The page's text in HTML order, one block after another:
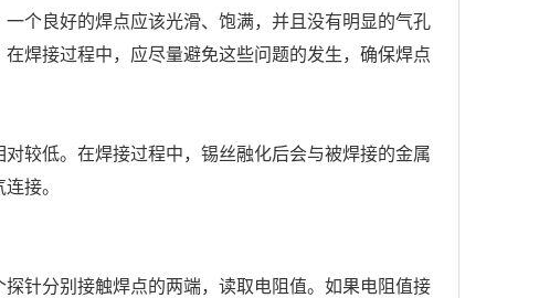
个良好的焊点应该光滑、饱满，并且没有明显的气孔
焊接过程中，应尽量避免这些问题的发生，确保焊点
较低。在焊接过程中，锡丝融化后会与被焊接的金属
接。
针分别接触焊点的两端，读取电阻值。如果电阻值接